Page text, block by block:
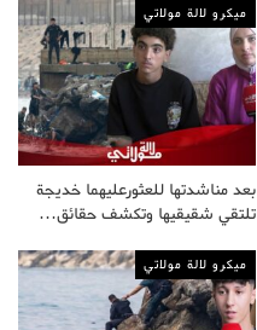
ميكرو لالة مولاتي
بعد مناشدتها للعثورعليهما خديجة
تلتقي شقيقيها وتكشف حقائق…
ميكرو لالة مولاتي